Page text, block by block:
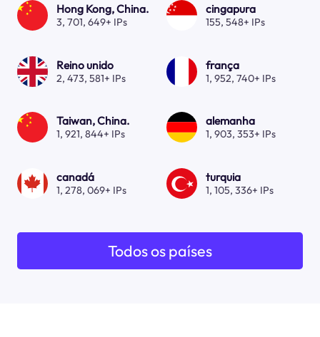
Hong Kong, China.
3, 701, 649+ IPs
cingapura
155, 548+ IPs
Reino unido
2, 473, 581+ IPs
frança
1, 952, 740+ IPs
Taiwan, China.
1, 921, 844+ IPs
alemanha
1, 903, 353+ IPs
canadá
1, 278, 069+ IPs
turquia
1, 105, 336+ IPs
Todos os países